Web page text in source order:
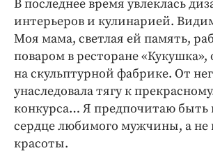
В последнее время увлеклась
интерьеров и кулинарией.
Моя мама, светлая ей память,
поваром в ресторане «Кукушка»,
на скульптурной фабрике. От
унаследовала тягу к
конкурса… Я предпочитаю быть
сердце любимого мужчины, а не
красоты.